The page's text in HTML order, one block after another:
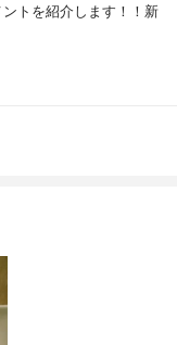
トを紹介します！！新